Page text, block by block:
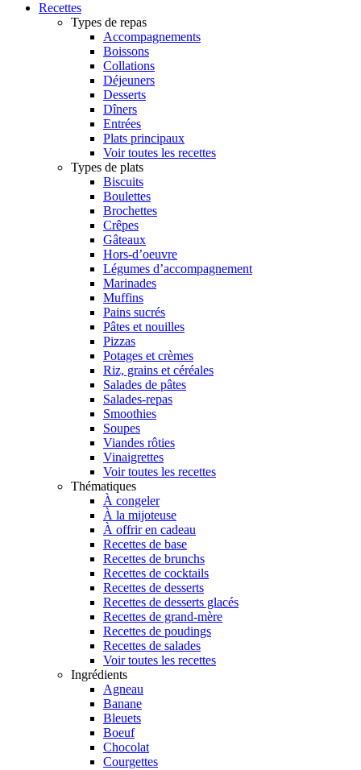
Recettes
Types de repas
Accompagnements
Boissons
Collations
Déjeuners
Desserts
Dîners
Entrées
Plats principaux
Voir toutes les recettes
Types de plats
Biscuits
Boulettes
Brochettes
Crêpes
Gâteaux
Hors-d’oeuvre
Légumes d’accompagnement
Marinades
Muffins
Pains sucrés
Pâtes et nouilles
Pizzas
Potages et crèmes
Riz, grains et céréales
Salades de pâtes
Salades-repas
Smoothies
Soupes
Viandes rôties
Vinaigrettes
Voir toutes les recettes
Thématiques
À congeler
À la mijoteuse
À offrir en cadeau
Recettes de base
Recettes de brunchs
Recettes de cocktails
Recettes de desserts
Recettes de desserts glacés
Recettes de grand-mère
Recettes de poudings
Recettes de salades
Voir toutes les recettes
Ingrédients
Agneau
Banane
Bleuets
Boeuf
Chocolat
Courgettes